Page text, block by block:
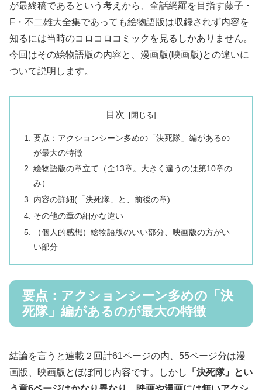
が最終稿であるという考えから、全話網羅を目指す藤子・
F・不二雄大全集であっても絵物語版は収録されず内容を
知るには当時のコロコロコミックを見るしかありません。
今回はその絵物語版の内容と、漫画版(映画版)との違いに
ついて説明します。
目次
要点：アクションシーン多めの「決死隊」編があるの
が最大の特徴
絵物語版の章立て（全13章。大きく違うのは第10章の
み）
内容の詳細(「決死隊」と、前後の章)
その他の章の細かな違い
（個人的感想）絵物語版のいい部分、映画版の方がい
い部分
要点：アクションシーン多めの「決
死隊」編があるのが最大の特徴
結論を言うと連載２回計61ページの内、55ページ分は漫
画版、映画版とほぼ同じ内容です。しかし
「決死隊」とい